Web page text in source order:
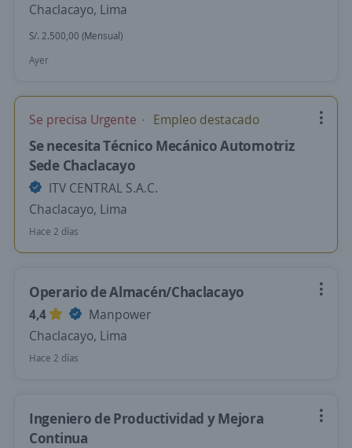
Chaclacayo, Lima
S/. 2.500,00 (Mensual)
Ayer
Se precisa Urgente Empleo destacado
Se necesita Técnico Mecánico Automotriz
Sede Chaclacayo
ITV CENTRAL S.A.C.
Chaclacayo, Lima
Hace 2 días
Operario de Almacén/Chaclacayo
4,4
Manpower
Chaclacayo, Lima
Hace 2 días
Ingeniero de Productividad y Mejora
Continua